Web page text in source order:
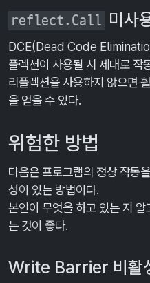
reflect.Call 미사
DCE(Dead Code
플렉션이 사용될 시 제대로 작
리플렉션을 사용하지 않으면
을 얻을 수 있다.
위험한 방법
다음은 프로그램의 정상 작동
성이 있는 방법이다.
본인이 무엇을 하고 있는 지
는 것이 좋다.
Write Barrier 비활